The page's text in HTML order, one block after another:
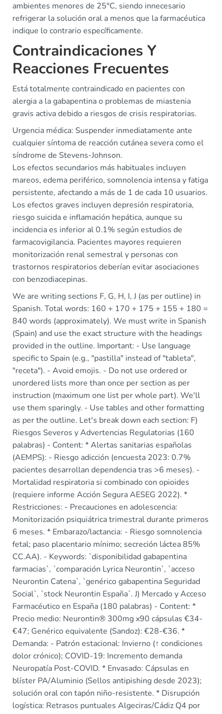
ambientes menores de 25°C, siendo innecesario
refrigerar la solución oral a menos que la farmacéutica
indique lo contrario específicamente.
Contraindicaciones Y
Reacciones Frecuentes
Está totalmente contraindicado en pacientes con
alergia a la gabapentina o problemas de miastenia
gravis activa debido a riesgos de crisis respiratorias.
Urgencia médica: Suspender inmediatamente ante
cualquier síntoma de reacción cutánea severa como el
síndrome de Stevens-Johnson.
Los efectos secundarios más habituales incluyen
mareos, edema periférico, somnolencia intensa y fatiga
persistente, afectando a más de 1 de cada 10 usuarios.
Los efectos graves incluyen depresión respiratoria,
riesgo suicida e inflamación hepática, aunque su
incidencia es inferior al 0.1% según estudios de
farmacovigilancia. Pacientes mayores requieren
monitorización renal semestral y personas con
trastornos respiratorios deberían evitar asociaciones
con benzodiacepinas.
We are writing sections F, G, H, I, J (as per outline) in
Spanish. Total words: 160 + 170 + 175 + 155 + 180 =
840 words (approximately). We must write in Spanish
(Spain) and use the exact structure with the headings
provided in the outline. Important: - Use language
specific to Spain (e.g., "pastilla" instead of "tableta",
"receta"). - Avoid emojis. - Do not use ordered or
unordered lists more than once per section as per
instruction (maximum one list per whole part). We'll
use them sparingly. - Use tables and other formatting
as per the outline. Let's break down each section: F)
Riesgos Severos y Advertencias Regulatorias (160
palabras) - Content: * Alertas sanitarias españolas
(AEMPS): - Riesgo adicción (encuesta 2023: 0.7%
pacientes desarrollan dependencia tras >6 meses). -
Mortalidad respiratoria si combinado con opioides
(requiere informe Acción Segura AESEG 2022). *
Restricciones: - Precauciones en adolescencia:
Monitorización psiquiátrica trimestral durante primeros
6 meses. * Embarazo/lactancia: - Riesgo somnolencia
fetal; paso placentario mínimo; secreción láctea 85%
CC.AA). - Keywords: `disponibilidad gabapentina
farmacias`, `comparación Lyrica Neurontin`, `acceso
Neurontin Catena`, `genérico gabapentina Seguridad
Social`, `stock Neurontin España`. J) Mercado y Acceso
Farmacéutico en España (180 palabras) - Content: *
Precio medio: Neurontin® 300mg x90 cápsulas €34-
€47; Genérico equivalente (Sandoz): €28-€36. *
Demanda: - Patrón estacional: Invierno (↑ condiciones
dolor crónico); COVID-19: Incremento demanda
Neuropatía Post-COVID. * Envasado: Cápsulas en
blíster PA/Aluminio (Sellos antipishing desde 2023);
solución oral con tapón niño-resistente. * Disrupción
logística: Retrasos puntuales Algeciras/Cádiz Q4 por